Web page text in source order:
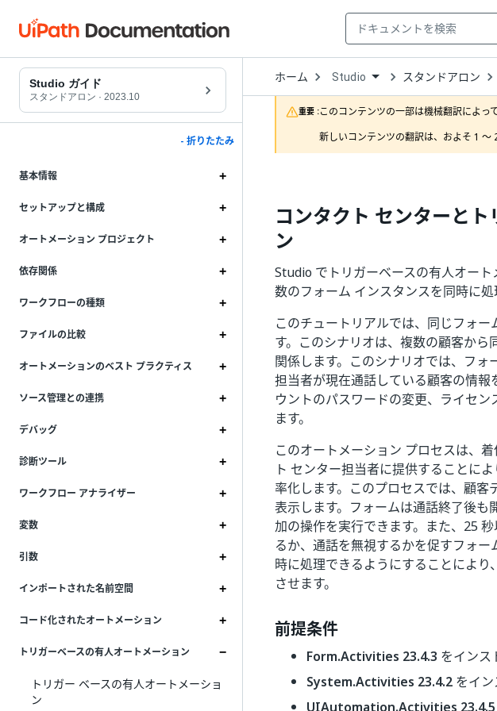
Studio ガイド
スタンドアロン · 2023.10
- 折りたたみ
基本情報
セットアップと構成
オートメーション プロジェクト
依存関係
ワークフローの種類
ファイルの比較
オートメーションのベスト プラクティス
ソース管理との連携
デバッグ
診断ツール
ワークフロー アナライザー
変数
引数
インポートされた名前空間
コード化されたオートメーション
トリガーベースの有人オートメーション
トリガー ベースの有人オートメーショ
ン
ホーム Open
Dropdown
to
choose
product
Studio スタンドアロン
重要 :このコンテンツの一部は機械翻訳によっ
新しいコンテンツの翻訳は、およそ 1 ～
コンタクト センターと
ン
Studio でトリガーベースの有人オー
数のフォーム インスタンスを同時に処
このチュートリアルでは、同じフォ
す。このシナリオは、複数の顧客か
関係します。このシナリオでは、フ
担当者が現在通話している顧客の情
ウントのパスワードの変更、ライセ
ます。
このオートメーション プロセスは、
ト センター担当者に提供することに
率化します。このプロセスでは、顧
表示します。フォームは通話終了後
加の操作を実行できます。また、25
るか、通話を無視するかを促すフォ
時に処理できるようにすることによ
させます。
前提条件
Form.Activities 23.4.3 をインス
System.Activities 23.4.2 をイ
UIAutomation.Activities 23.4.5